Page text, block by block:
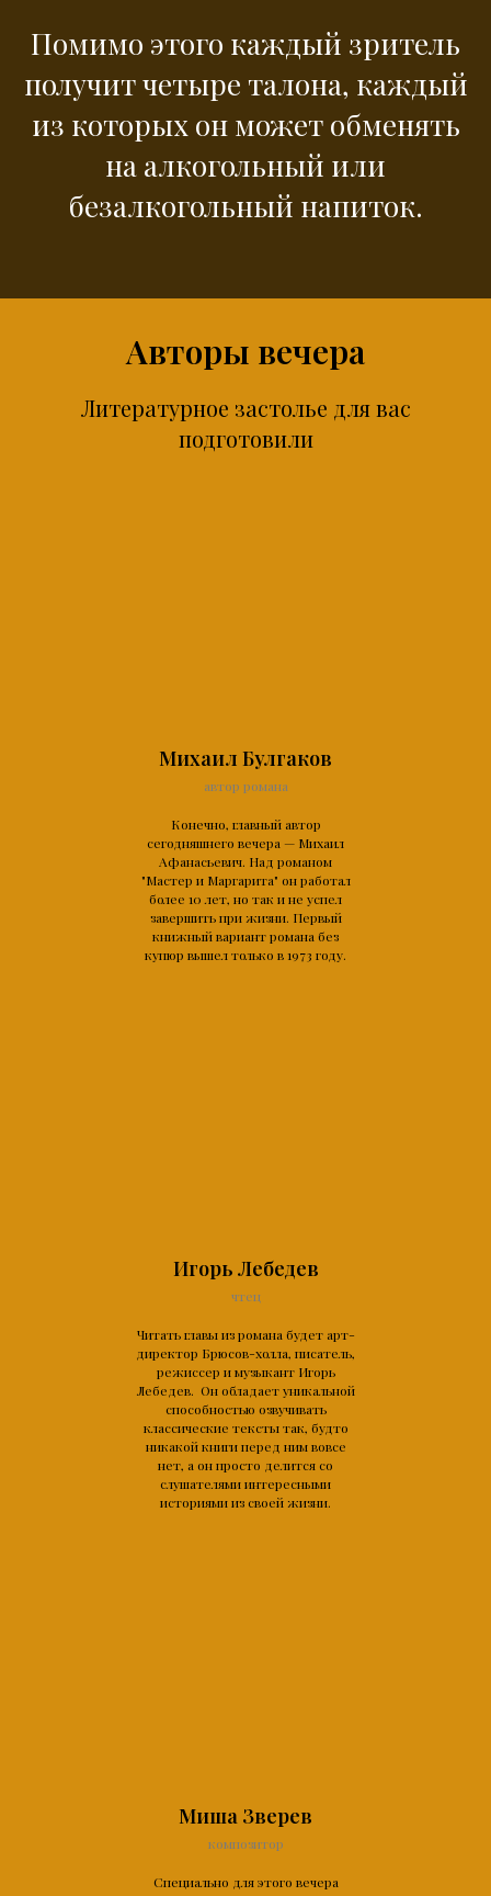
Помимо этого каждый зритель
получит четыре талона, каждый
из которых он может обменять
на алкогольный или
безалкогольный напиток.
Авторы вечера
Литературное застолье для вас
подготовили
Михаил Булгаков
автор романа
Конечно, главный автор
сегодняшнего вечера — Михаил
Афанасьевич. Над романом
"Мастер и Маргарита" он работал
более 10 лет, но так и не успел
завершить при жизни. Первый
книжный вариант романа без
купюр вышел только в 1973 году.
Игорь Лебедев
чтец
Читать главы из романа будет арт-
директор Брюсов-холла, писатель,
режиссер и музыкант Игорь
Лебедев. Он обладает уникальной
способностью озвучивать
классические тексты так, будто
никакой книги перед ним вовсе
нет, а он просто делится со
слушателями интересными
историями из своей жизни.
Миша Зверев
композитор
Специально для этого вечера